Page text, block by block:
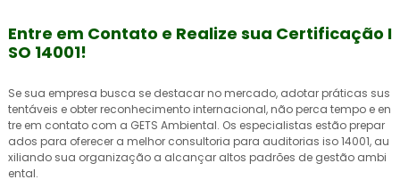
Entre em Contato e Realize sua Certificação I
SO 14001!
Se sua empresa busca se destacar no mercado, adotar práticas sus
tentáveis e obter reconhecimento internacional, não perca tempo e en
tre em contato com a GETS Ambiental. Os especialistas estão prepar
ados para oferecer a melhor consultoria para auditorias iso 14001, au
xiliando sua organização a alcançar altos padrões de gestão ambi
ental.